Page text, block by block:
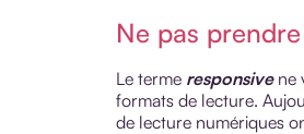
Ne pas
Le terme responsivene
formats de lecture.
de lecture numériques